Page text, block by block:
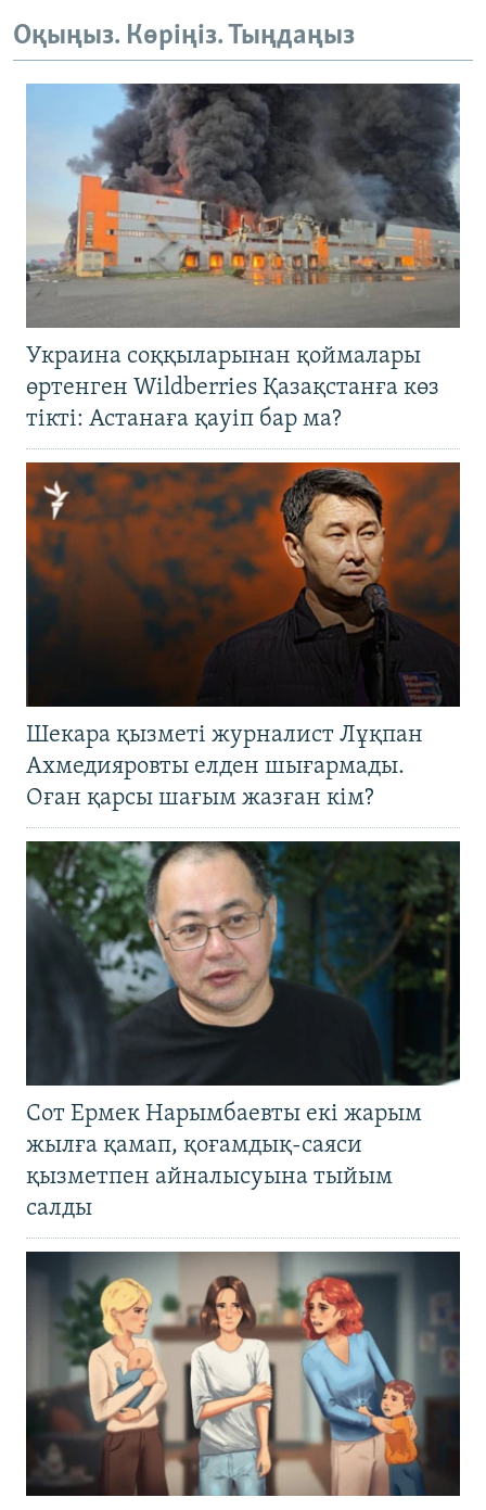
Оқыңыз. Көріңіз. Тыңдаңыз
Украина соққыларынан қоймалары
өртенген Wildberries Қазақстанға көз
тікті: Астанаға қауіп бар ма?
Шекара қызметі журналист Лұқпан
Ахмедияровты елден шығармады.
Оған қарсы шағым жазған кім?
Сот Ермек Нарымбаевты екі жарым
жылға қамап, қоғамдық-саяси
қызметпен айналысуына тыйым
салды